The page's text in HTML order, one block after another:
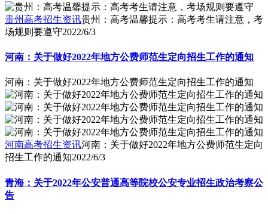
贵州高考招生资讯贵州：高考温馨提示：高考考生请注意，考
场规则要遵守2022/6/3
河南：关于做好2022年地方公费师范生定向招生工作的通知
河南：关于做好2022年地方公费师范生定向招生工作的通知
河南高考招生资讯河南：关于做好2022年地方公费师范生定向
招生工作的通知2022/6/3
青海：关于2022年公安普通高等院校公安专业招生政治考察公
告